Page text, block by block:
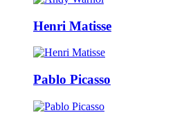
Henri Matisse
Pablo Picasso